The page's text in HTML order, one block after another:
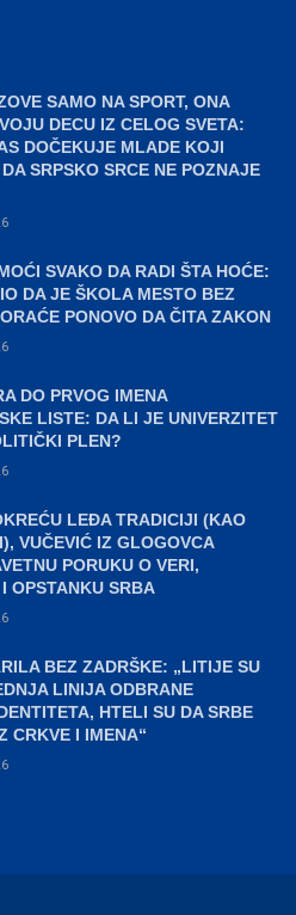
SAMO NA SPORT, ONA
DECU IZ CELOG SVETA:
DOČEKUJE MLADE KOJI
SRPSKO SRCE NE POZNAJE
SVAKO DA RADI ŠTA HOĆE:
DA JE ŠKOLA MESTO BEZ
PONOVO DA ČITA ZAKON
DO PRVOG IMENA
LISTE: DA LI JE UNIVERZITET
PLEN?
LEĐA TRADICIJI (KAO
VUČEVIĆ IZ GLOGOVCA
PORUKU O VERI,
OPSTANKU SRBA
BEZ ZADRŠKE: „LITIJE SU
LINIJA ODBRANE
HTELI SU DA SRBE
CRKVE I IMENA“